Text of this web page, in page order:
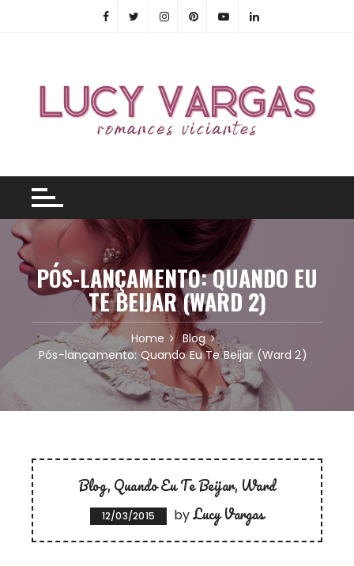
PÓS-LANÇAMENTO: QUANDO EU
TE BEIJAR (WARD 2)
Home
Blog
Pós-lançamento: Quando Eu Te Beijar (Ward 2)
Blog Quando Eu Te Beijar Ward
12/03/2015 byLucy Vargas